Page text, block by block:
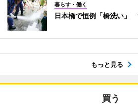
暮らす・働く
日本橋で恒例「橋洗い」
もっと見る
買う